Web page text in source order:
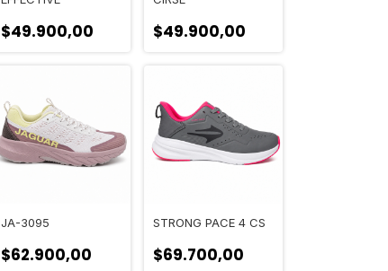
$49.900,00 $49.900,00
JA-3095
$62.900,00
STRONG PACE 4 CS
$69.700,00